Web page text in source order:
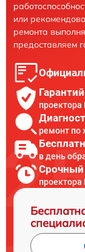
или
ремонта
предоставляем
проектора
ремонт по
в день
проектора